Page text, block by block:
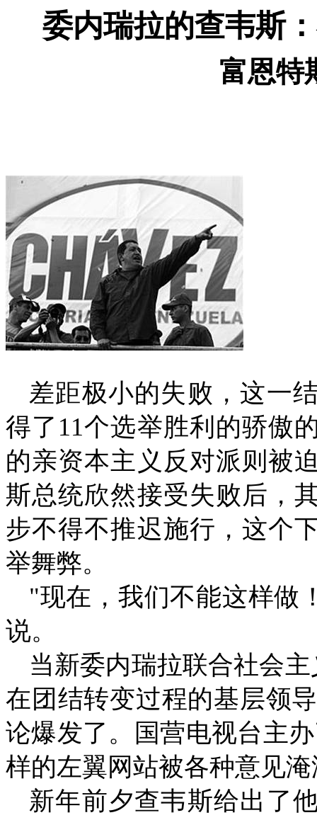
委内瑞拉的查韦斯
富恩特
差距极小的失败，这一
得了 11个选举胜利的骄傲
的亲资本主义反对派则被
斯总统欣然接受失败后，
步不得不推迟施行，这个
举舞弊。
"现在，我们不能这样做
说。
当新委内瑞拉联合社会
在团结转变过程的基层领
论爆发了。国营电视台主
样的左翼网站被各种意见
新年前夕查韦斯给出了